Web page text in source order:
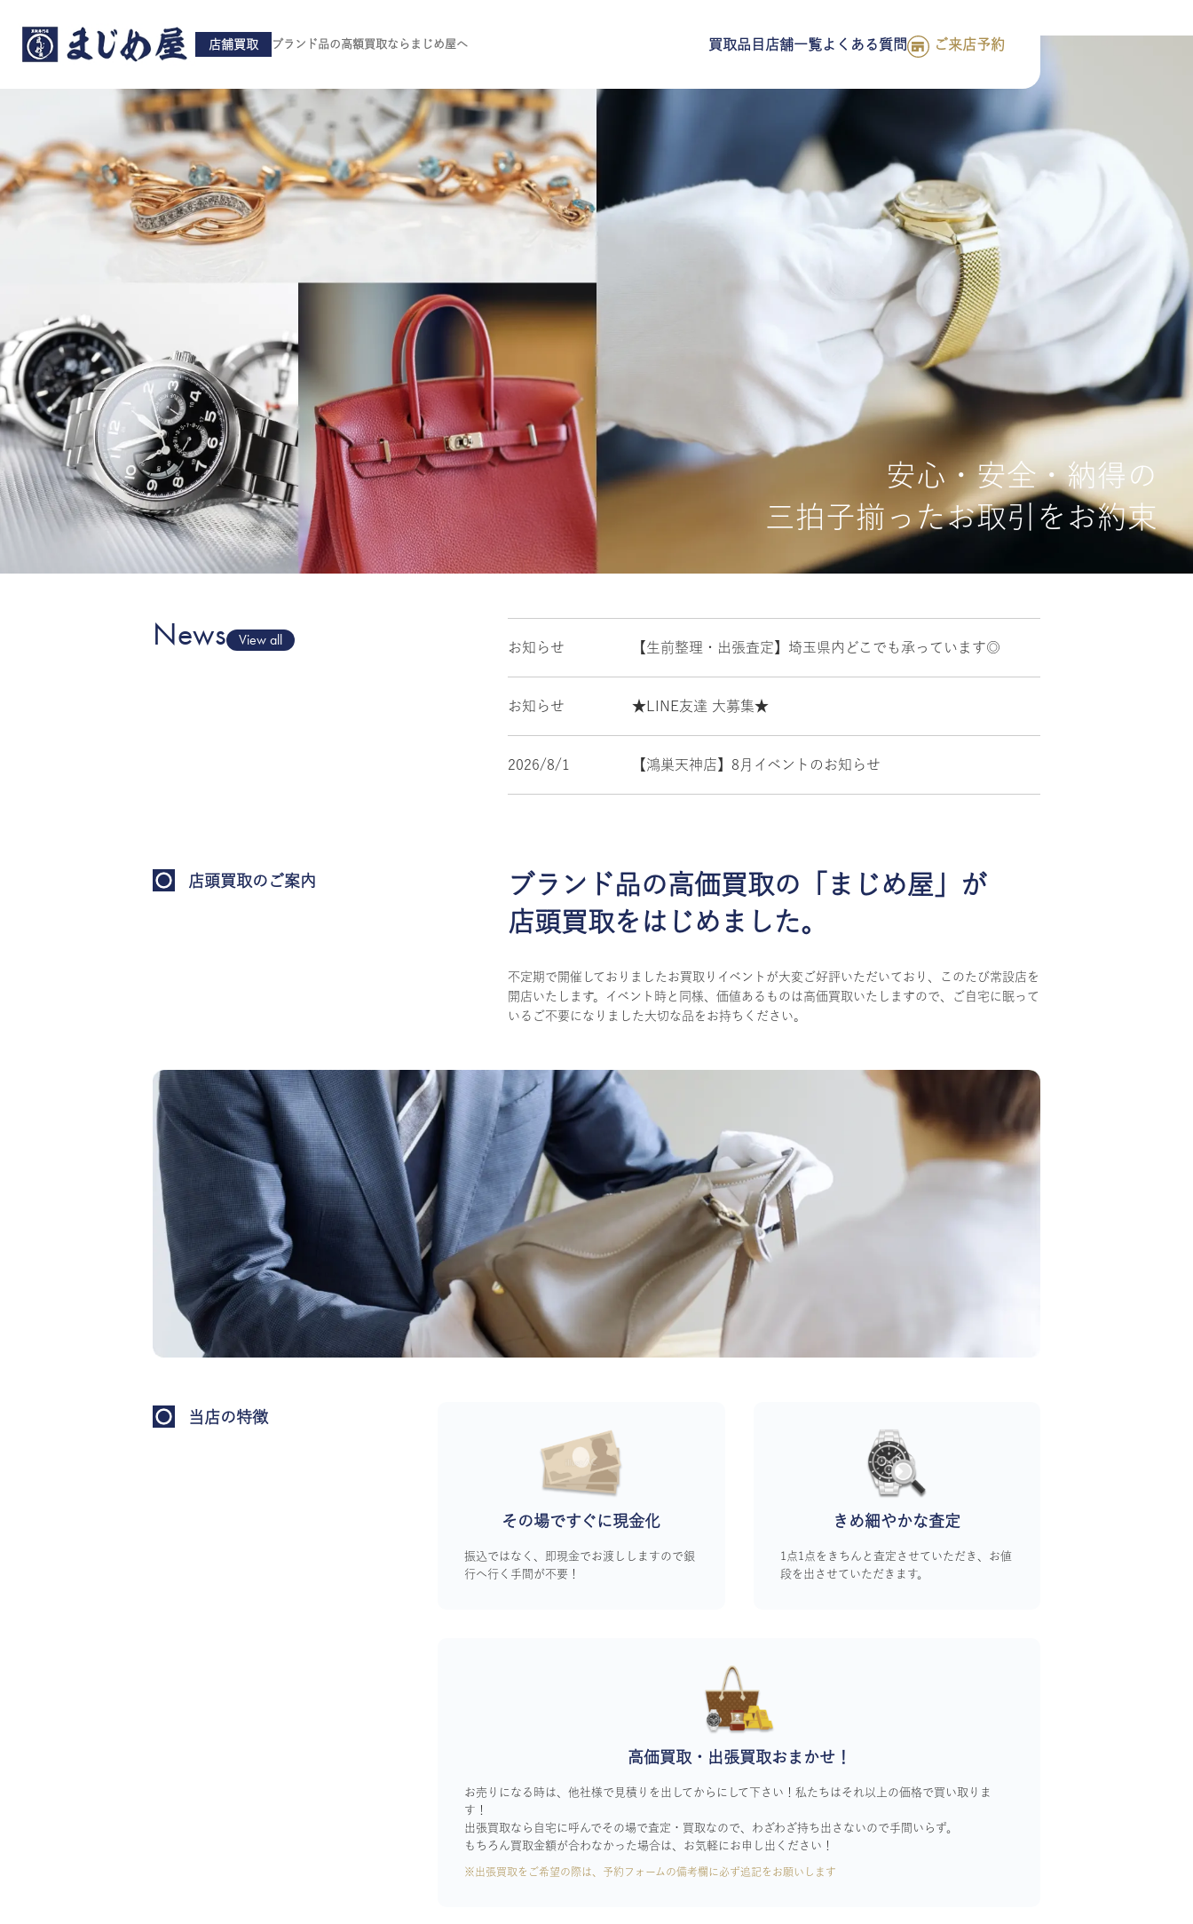
店舗買取 ブランド品の高額買取ならまじめ屋へ 買取品目 店舗一覧よくある質問 ご来店予約
買取品目
店舗一覧
安心・安全・納得の
三拍子揃ったお取引をお約束
News View all お知らせ 【生前整理・出張査定】埼玉県内どこでも承っています◎
お知らせ ★LINE友達 大募集★
2026/8/1 【鴻巣天神店】8月イベントのお知らせ
店頭買取のご案内 ブランド品の高価買取の 「まじめ屋」が
店頭買取をはじめました。
不定期で開催しておりましたお買取りイベントが大変ご好評いただいており、このたび常設店を
開店いたします。イベント時と同様、価値あるものは高価買取いたしますので、ご自宅に眠って
いるご不要になりました大切な品をお持ちください。
当店の特徴
その場ですぐに現金化
振込ではなく、即現金でお渡ししますので銀
行へ行く手間が不要！
きめ細やかな査定
1点1点をきちんと査定させていただき、お値
段を出させていただきます。
高価買取・出張買取おまかせ！
お売りになる時は、他社様で見積りを出してからにして下さい！私たちはそれ以上の価格で買い取りま
す！
出張買取なら自宅に呼んでその場で査定・買取なので、わざわざ持ち出さないので手間いらず。
もちろん買取金額が合わなかった場合は、お気軽にお申し出ください！
※出張買取をご希望の際は、予約フォームの備考欄に必ず追記をお願いします